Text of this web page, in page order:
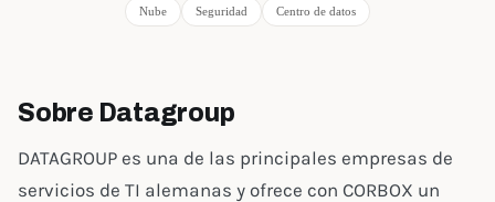
Nube Seguridad Centro de datos
Sobre Datagroup
DATAGROUP es una de las principales empresas de
servicios de TI alemanas y ofrece con CORBOX un